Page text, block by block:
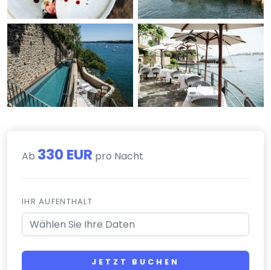
Ab 330 EUR pro Nacht
IHR AUFENTHALT
JETZT BUCHEN